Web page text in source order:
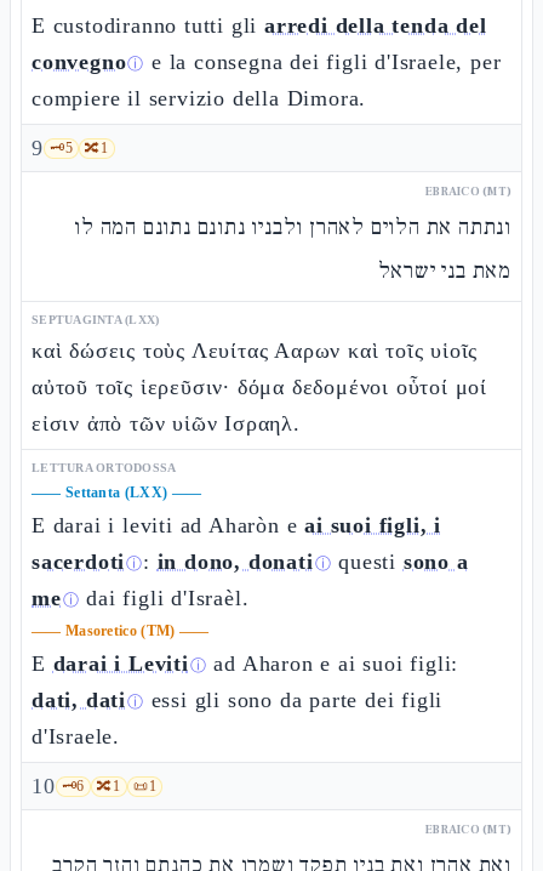
E custodiranno tutti gli arredi della tenda del
convegnoⓘ e la consegna dei figli d'Israele, per
compiere il servizio della Dimora.
9 🗝️5 🔀1
EBRAICO (MT)
ונתתה את הלוים לאהרן ולבניו נתונם נתונם המה לו
מאת בני ישראל
SEPTUAGINTA (LXX)
καὶ δώσεις τοὺς Λευίτας Ααρων καὶ τοῖς υἱοῖς
αὐτοῦ τοῖς ἱερεῦσιν· δόμα δεδομένοι οὗτοί μοί
εἰσιν ἀπὸ τῶν υἱῶν Ισραηλ.
LETTURA ORTODOSSA
—— Settanta (LXX) ——
E darai i leviti ad Aharòn eai suoi figli, i
sacerdotiⓘ: in dono, donatiⓘ questi sono a
meⓘ dai figli d'Israèl.
—— Masoretico (TM) ——
E darai i Levitiⓘ ad Aharon e ai suoi figli:
dati, datiⓘ essi gli sono da parte dei figli
d'Israele.
10 🗝️6 🔀1 📜1
EBRAICO (MT)